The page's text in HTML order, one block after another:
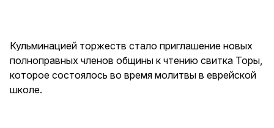
Кульминацией торжеств стало приглашение новых
полноправных членов общины к чтению свитка Торы,
которое состоялось во время молитвы в еврейской
школе.